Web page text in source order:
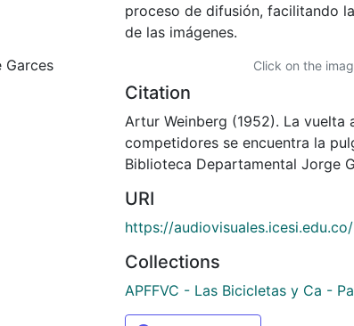
Garces
proceso de difusión, facilitando
de las imágenes.
Click on the
Citation
Artur Weinberg (1952). La
competidores se encuentra la
Biblioteca Departamental Jorge
URI
https://
Collections
APFFVC - Las Bicicletas y Ca -